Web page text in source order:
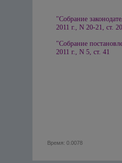
"Собрание
2011 г., N 20-21, ст.
"Собрание
2011 г., N 5, ст. 41
Время: 0.0078